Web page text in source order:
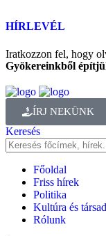
HÍRLEVÉL
Iratkozzon fel, hogy
Gyökereinkből
ÍRJ NEKÜNK
Keresés
Főoldal
Friss hírek
Politika
Kultúra és
Rólunk